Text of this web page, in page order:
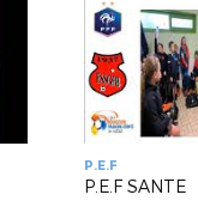
P.E.F
P.E.F SANTE